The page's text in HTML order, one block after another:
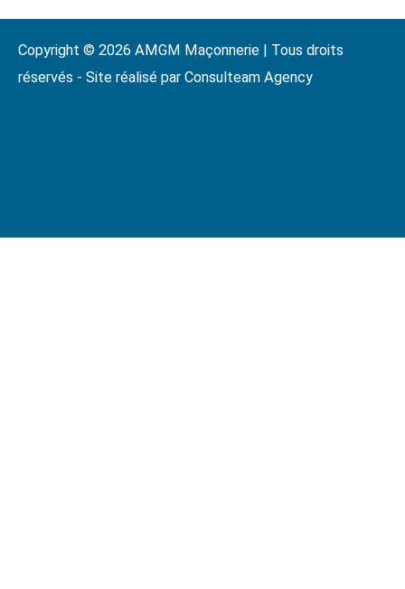
Copyright © 2026 AMGM Maçonnerie | Tous droits
réservés - Site réalisé par Consulteam Agency